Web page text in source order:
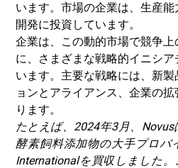
います。市場の企業は、生産
開発に投資しています。
企業は、この動的市場で競争
に、さまざまな戦略的イニシ
います。主要な戦略には、新
ョンとアライアンス、企業の
ります。
たとえば、2024年3月、
酵素飼料添加物の大手プロバ
Internationalを買収しました